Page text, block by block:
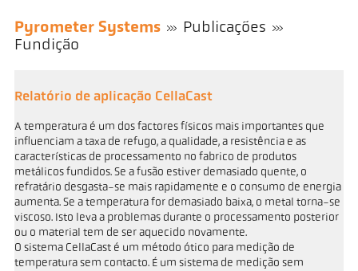
Pyrometer Systems
Publicações
Fundição
Relatório de aplicação CellaCast
A temperatura é um dos factores físicos mais importantes que
influenciam a taxa de refugo, a qualidade, a resistência e as
características de processamento no fabrico de produtos
metálicos fundidos. Se a fusão estiver demasiado quente, o
refratário desgasta-se mais rapidamente e o consumo de energia
aumenta. Se a temperatura for demasiado baixa, o metal torna-se
viscoso. Isto leva a problemas durante o processamento posterior
ou o material tem de ser aquecido novamente.
O sistema CellaCast é um método ótico para medição de
temperatura sem contacto. É um sistema de medição sem